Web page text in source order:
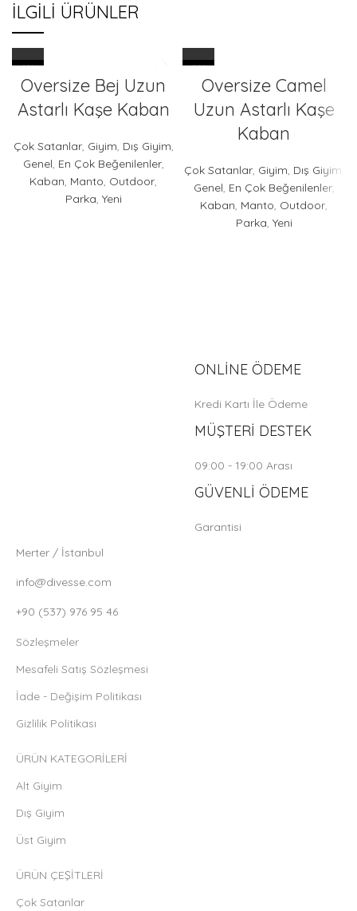
İLGILI ÜRÜNLER
-22%
TÜKENDI
Oversize Bej Uzun
Astarlı Kaşe Kaban
Çok Satanlar, Giyim, Dış Giyim,
Genel, En Çok Beğenilenler,
Kaban, Manto, Outdoor,
Parka, Yeni
-22%
TÜKENDI
Oversize Camel
Uzun Astarlı Kaşe
Kaban
Çok Satanlar, Giyim, Dış Giyim
Genel, En Çok Beğenilenler,
Kaban, Manto, Outdoor,
Parka, Yeni
ONLİNE ÖDEME
Kredi Kartı İle Ödeme
MÜŞTERİ DESTEK
09:00 - 19:00 Arası
GÜVENLİ ÖDEME
Garantisi
Merter / İstanbul
info@divesse.com
+90 (537) 976 95 46
Sözleşmeler
Mesafeli Satış Sözleşmesi
İade - Değişim Politikası
Gizlilik Politikası
ÜRÜN KATEGORİLERİ
Alt Giyim
Dış Giyim
Üst Giyim
ÜRÜN ÇEŞİTLERİ
Çok Satanlar